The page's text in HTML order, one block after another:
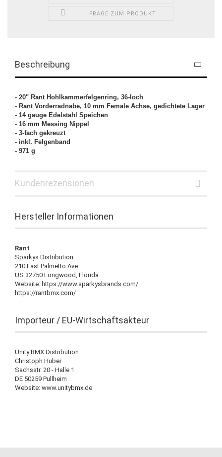
FRAGE ZUM PRODUKT
Beschreibung
- 20" Rant Hohlkammerfelgenring, 36-loch
- Rant Vorderradnabe, 10 mm Female Achse, gedichtete Lager
- 14 gauge Edelstahl Speichen
- 16 mm Messing Nippel
- 3-fach gekreuzt
- inkl. Felgenband
- 971 g
Kundenrezensionen
Hersteller Informationen
Rant
Sparkys Distribution
210 East Palmetto Ave
US 32750 Longwood, Florida
Website: https://www.sparkysbrands.com/
https://rantbmx.com/
Importeur / EU-Wirtschaftsakteur
Unity BMX Distribution
Christoph Huber
Sachsstr. 20 - Halle 1
DE 50259 Pullheim
Website: www.unitybmx.de